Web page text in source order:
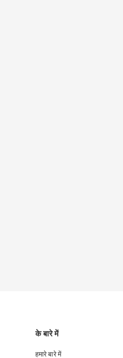
के बारे में
हमारे बारे में